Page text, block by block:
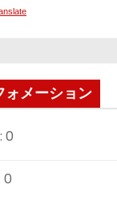
ォメーション
0
0